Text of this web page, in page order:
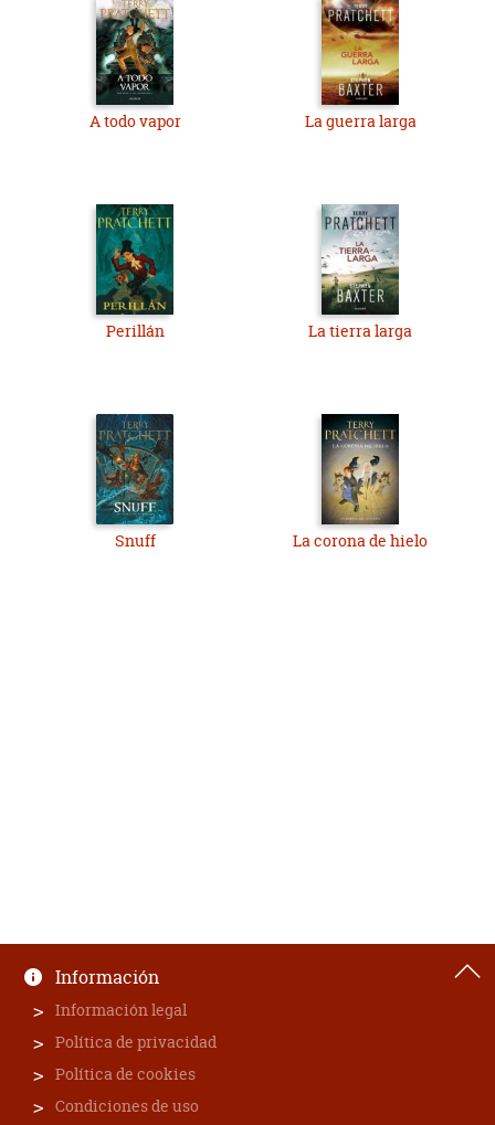
A todo vapor La guerra larga
Perillán La tierra larga
Snuff La corona de hielo
Información
Información legal
Política de privacidad
Política de cookies
Condiciones de uso